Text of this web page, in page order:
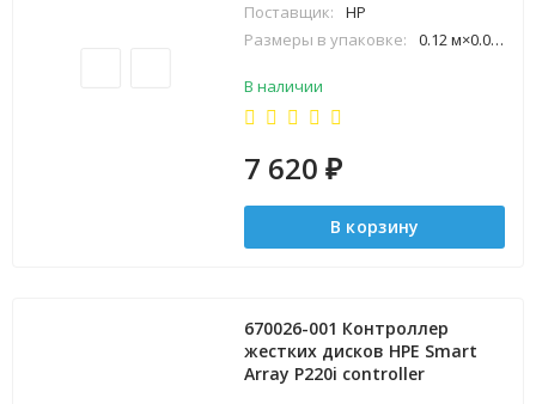
Поставщик:
HP
Размеры в упаковке:
0.12 м×0.02 м×0.12 м
В наличии
7 620₽
В корзину
670026-001 Контроллер
жестких дисков HPE Smart
Array P220i controller